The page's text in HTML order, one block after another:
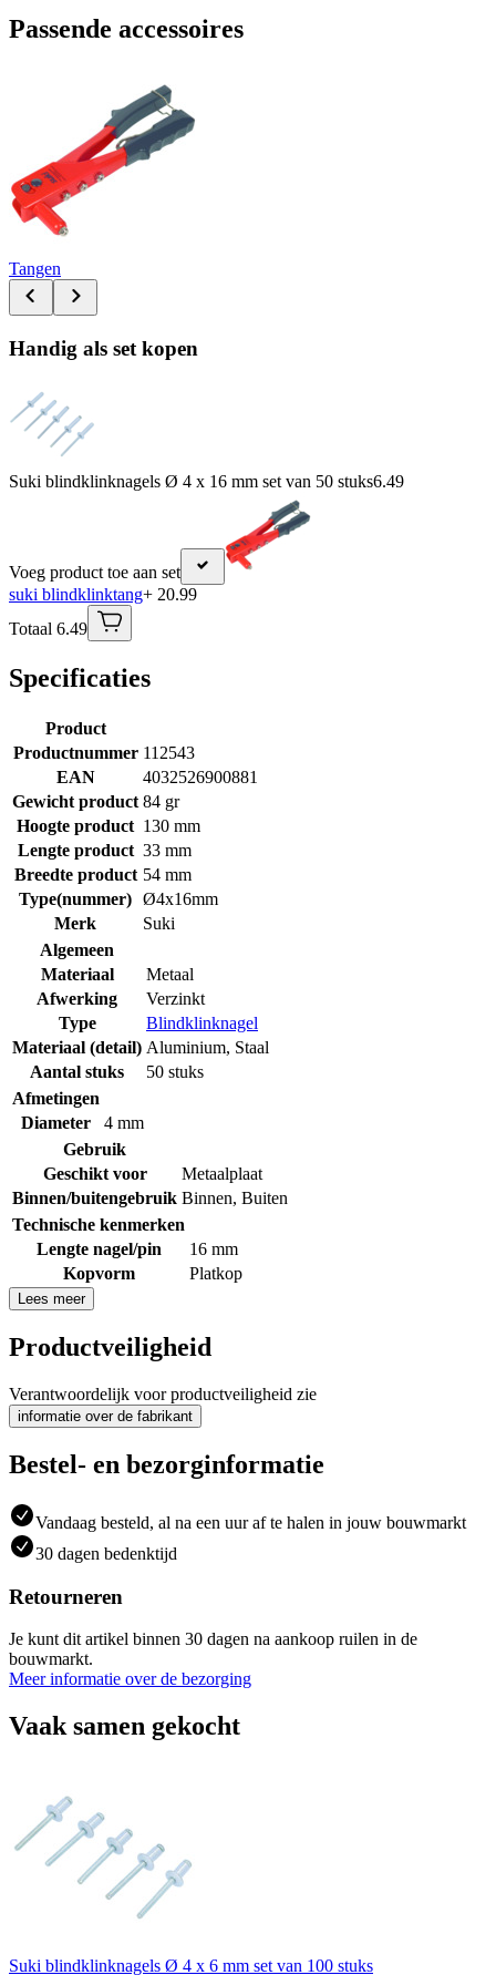
Passende accessoires
Tangen
Handig als set kopen
Suki blindklinknagels Ø 4 x 16 mm set van 50 stuks6.49
Voeg product toe aan set
suki blindklinktang+ 20.99
Totaal 6.49
Specificaties
Product
Productnummer 112543
EAN
4032526900881
Gewicht product 84 gr
Hoogte product 130 mm
Lengte product 33 mm
Breedte product 54 mm
Type(nummer) Ø4x16mm
Merk
Suki
Algemeen
Materiaal
Metaal
Afwerking
Verzinkt
Type
Blindklinknagel
Materiaal (detail) Aluminium, Staal
Aantal stuks
50 stuks
Afmetingen
Diameter
4 mm
Gebruik
Geschikt voor
Metaalplaat
Binnen/buitengebruik Binnen, Buiten
Technische kenmerken
Lengte nagel/pin
16 mm
Kopvorm
Platkop
Lees meer
Productveiligheid
Verantwoordelijk voor productveiligheid zie
informatie over de fabrikant
Bestel- en bezorginformatie
Vandaag besteld, al na een uur af te halen in jouw bouwmarkt
30 dagen bedenktijd
Retourneren
Je kunt dit artikel binnen 30 dagen na aankoop ruilen in de
bouwmarkt.
Meer informatie over de bezorging
Vaak samen gekocht
Suki blindklinknagels Ø 4 x 6 mm set van 100 stuks